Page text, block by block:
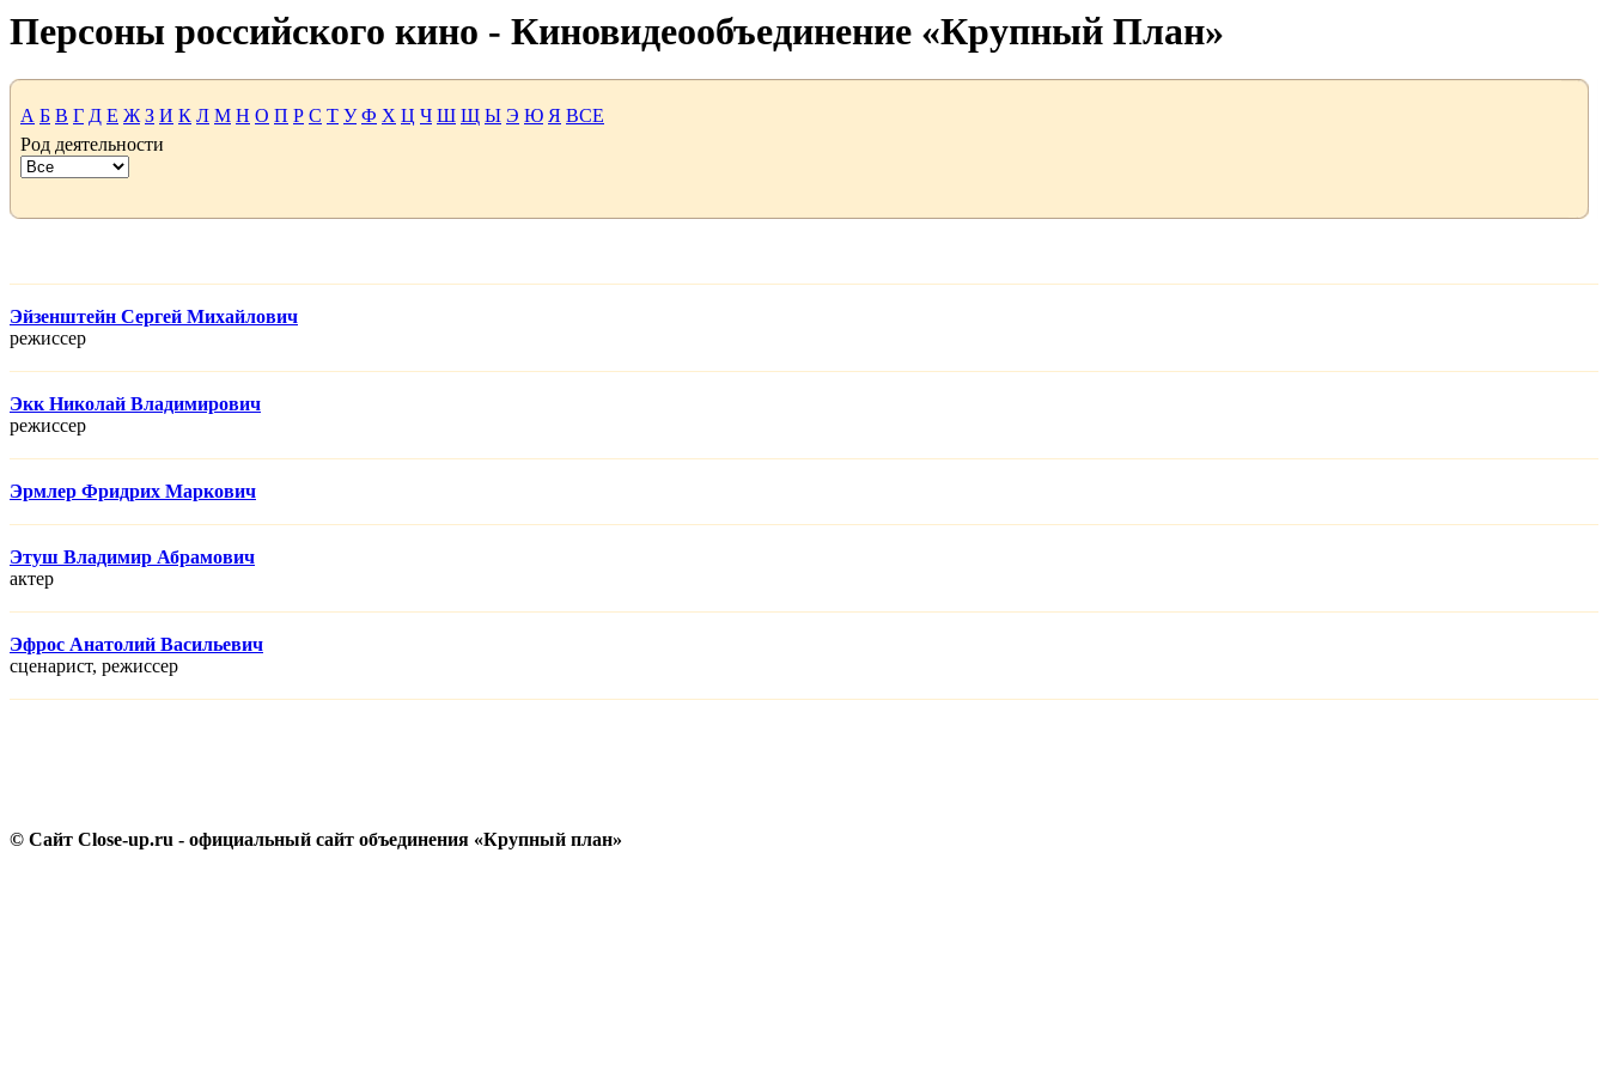
Персоны российского кино - Киновидеообъединение «Крупный План»
А Б В Г Д Е Ж З И К Л М Н О П Р С Т У Ф Х Ц Ч Ш Щ Ы Э Ю Я ВСЕ
Род деятельности
Эйзенштейн Сергей Михайлович
режисcер
Экк Николай Владимирович
режисcер
Эрмлер Фридрих Маркович
Этуш Владимир Абрамович
актер
Эфрос Анатолий Васильевич
сценарист, режисcер
© Сайт Close-up.ru - официальный сайт объединения «Крупный план»